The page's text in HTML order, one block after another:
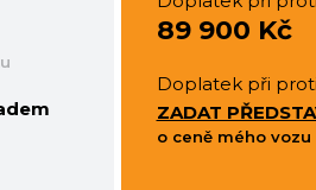
89 900 Kč
Doplatek při
ZADAT
o ceně mého vozu